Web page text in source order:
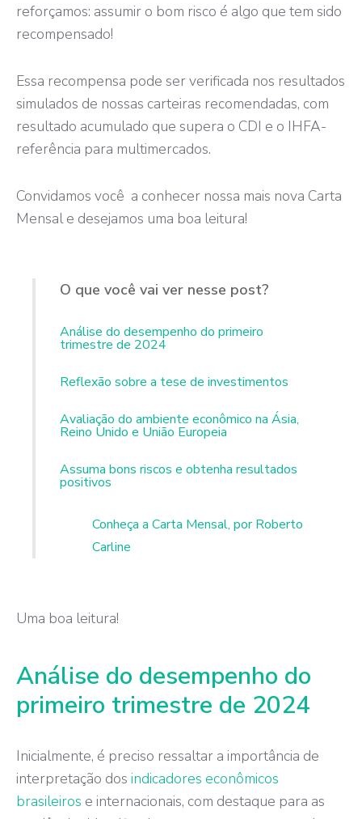
reforçamos: assumir o bom risco é algo que tem sido
recompensado!
Essa recompensa pode ser verificada nos resultados
simulados de nossas carteiras recomendadas, com
resultado acumulado que supera o CDI e o IHFA-
referência para multimercados.
Convidamos você a conhecer nossa mais nova Carta
Mensal e desejamos uma boa leitura!
O que você vai ver nesse post?
Análise do desempenho do primeiro
trimestre de 2024
Reflexão sobre a tese de investimentos
Avaliação do ambiente econômico na Ásia,
Reino Unido e União Europeia
Assuma bons riscos e obtenha resultados
positivos
Conheça a Carta Mensal, por Roberto
Carline
Uma boa leitura!
Análise do desempenho do
primeiro trimestre de 2024
Inicialmente, é preciso ressaltar a importância de
interpretação dos indicadores econômicos
brasileiros e internacionais, com destaque para as